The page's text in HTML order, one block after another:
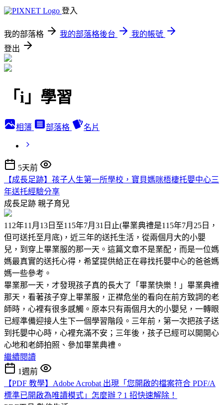
登入
我的部落格 我的部落格後台
我的帳號
登出
「i」學習
相簿 部落格 名片
5天前
【成長足跡】孩子人生第一所學校，寶貝媽咪梧棲托嬰中心三
年送托經驗分享
成長足跡 親子育兒
112年11月13日至115年7月31日止(畢業典禮是115年7月25日，
但可送托至月底)，近三年的送托生活，從兩個月大的小嬰
兒，到穿上畢業服的那一天。這篇文章不是業配，而是一位媽
媽最真實的送托心得，希望提供給正在尋找托嬰中心的爸爸媽
媽一些參考。
畢業那一天，才發現孩子真的長大了「畢業快樂！」畢業典禮
那天，看著孩子穿上畢業服，正襟危坐的看向在前方致詞的老
師時，心裡有很多感觸。原本只有兩個月大的小嬰兒，一轉眼
已經準備迎接人生下一個學習階段。三年前，第一次把孩子送
到托嬰中心時，心裡充滿不安；三年後，孩子已經可以開開心
心地和老師拍照、參加畢業典禮。
繼續閱讀
1週前
【PDF 教學】Adobe Acrobat 出現「您開啟的檔案符合 PDF/A
標準已開啟為唯讀模式」怎麼辦？1 招快速解除！